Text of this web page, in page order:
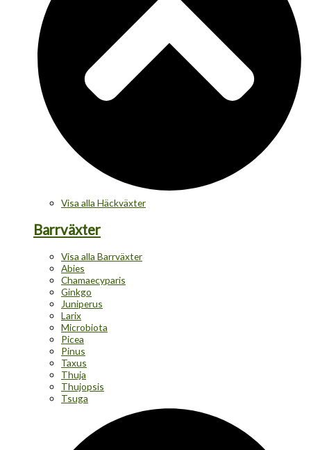
Visa alla Häckväxter
Barrväxter
Visa alla Barrväxter
Abies
Chamaecyparis
Ginkgo
Juniperus
Larix
Microbiota
Picea
Pinus
Taxus
Thuja
Thujopsis
Tsuga